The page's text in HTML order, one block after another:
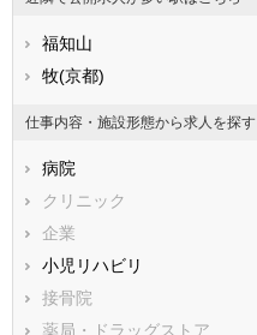
福岡県
佐賀県
熊本県
鹿児島県
京都市西京区
市部
福知山市
城陽市
長岡京市
京田辺市
南丹市
乙訓郡大山崎町
福知山
牧(京都)
仕事内容・施設形態から求人を探す
病院
クリニック
企業
小児リハビリ
接骨院
薬局・ドラッグストア